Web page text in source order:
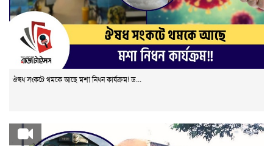
ঔষধ সংকটে থমকে আছে মশা নিধন কার্যক্রম! ড...